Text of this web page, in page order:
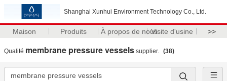
Shanghai Xunhui Environment Technology Co., Ltd.
Maison Produits À propos de nousVisite d'usine >>
Qualité membrane pressure vessels supplier. (38)